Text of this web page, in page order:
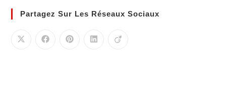
Partagez Sur Les Réseaux Sociaux